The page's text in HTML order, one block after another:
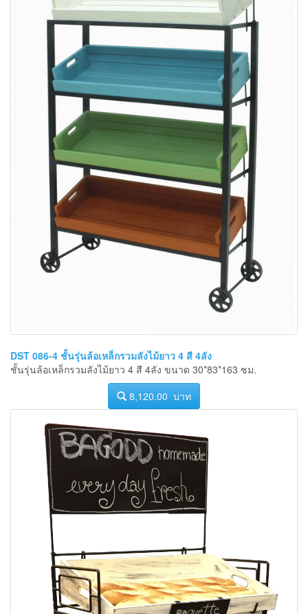
DST 086-4 ชั้นรุ่นล้อเหล็กรวมลังไม้ยาว 4 สี 4ลัง
ชั้นรุ่นล้อเหล็กรวมลังไม้ยาว 4 สี 4ลัง ขนาด 30*83*163 ซม.
8,120.00 บาท